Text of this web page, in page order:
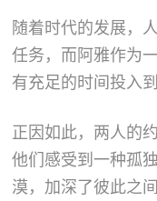
随着时代的发展，
任务，而阿雅作为
有充足的时间投入
正因如此，两人的
他们感受到一种孤
漠，加深了彼此之间